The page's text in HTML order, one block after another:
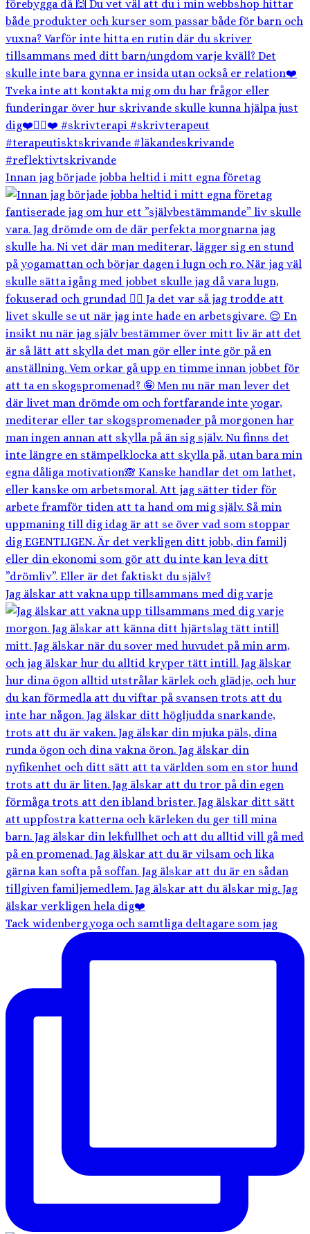
Innan jag började jobba heltid i mitt egna företag
Jag älskar att vakna upp tillsammans med dig varje
Tack widenberg.yoga och samtliga deltagare som jag